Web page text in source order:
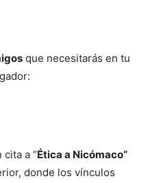
que necesitarás en tu
cita a “Ética a Nicómaco”
donde los vínculos